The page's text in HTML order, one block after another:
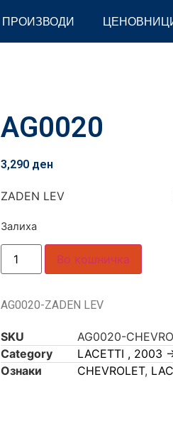
ПРОИЗВОДИ
AG0020
3,290 ден
ZADEN LEV
Залиха
Во кошничка
AG0020-ZADEN LEV
SKU
AG0020-
Category
LACETTI , 2003 -
Ознаки
CHEVROLET,